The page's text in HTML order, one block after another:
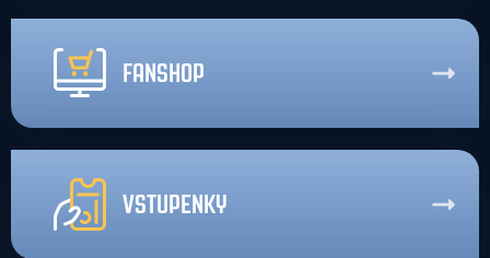
FANSHOP
VSTUPENKY